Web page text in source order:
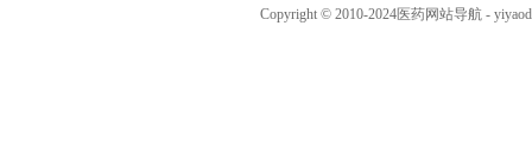
Copyright © 2010-2024医药网站导航-